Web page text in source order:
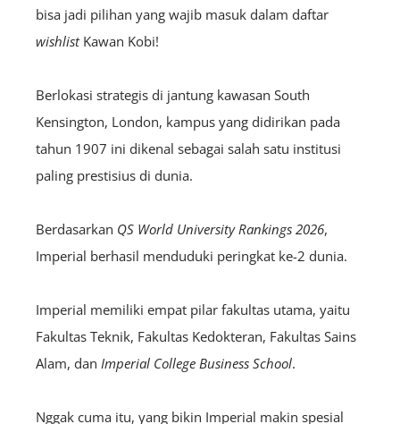
bisa jadi pilihan yang wajib masuk dalam daftar
wishlistKawan Kobi!
Berlokasi strategis di jantung kawasan South
Kensington, London, kampus yang didirikan pada
tahun 1907 ini dikenal sebagai salah satu institusi
paling prestisius di dunia.
Berdasarkan QS World University Rankings 2026,
Imperial berhasil menduduki peringkat ke-2 dunia.
Imperial memiliki empat pilar fakultas utama, yaitu
Fakultas Teknik, Fakultas Kedokteran, Fakultas Sains
Alam, dan Imperial College Business School.
Nggak cuma itu, yang bikin Imperial makin spesial